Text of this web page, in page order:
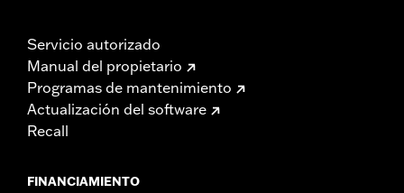
Servicio autorizado
Manual del propietario
Programas de mantenimiento
Actualización del software
Recall
FINANCIAMIENTO